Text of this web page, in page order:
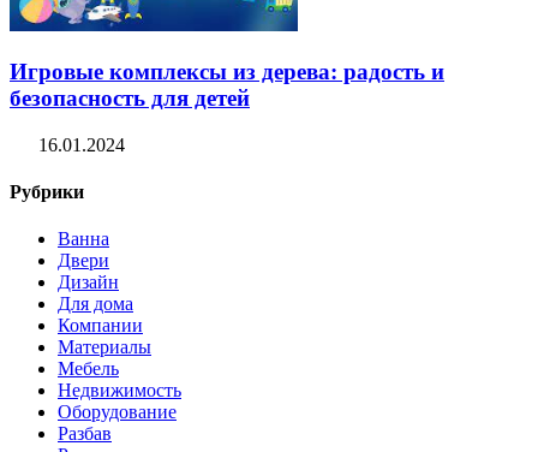
Игровые комплексы из дерева: радость и
безопасность для детей
16.01.2024
Рубрики
Ванна
Двери
Дизайн
Для дома
Компании
Материалы
Мебель
Недвижимость
Оборудование
Разбав